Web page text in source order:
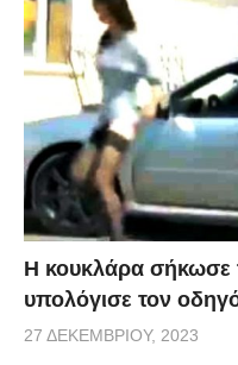
Η κουκλάρα σήκωσε
υπολόγισε τον
27 ΔΕΚΕΜΒΡΊΟΥ, 2023